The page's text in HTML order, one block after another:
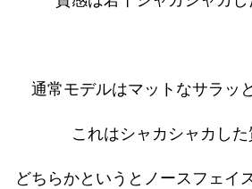
通常モデルはマットなサラッ
これはシャカシャカし
どちらかというとノースフェイ